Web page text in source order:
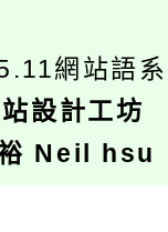
網站語
設計工坊
Neil hsu